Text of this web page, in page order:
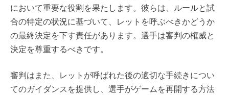
において重要な役割を果たします。彼らは、ルールと試
合の特定の状況に基づいて、レットを呼ぶべきかどうか
の最終決定を下す責任があります。選手は審判の権威と
決定を尊重するべきです。
審判はまた、レットが呼ばれた後の適切な手続きについ
てのガイダンスを提供し、選手がゲームを再開する方法